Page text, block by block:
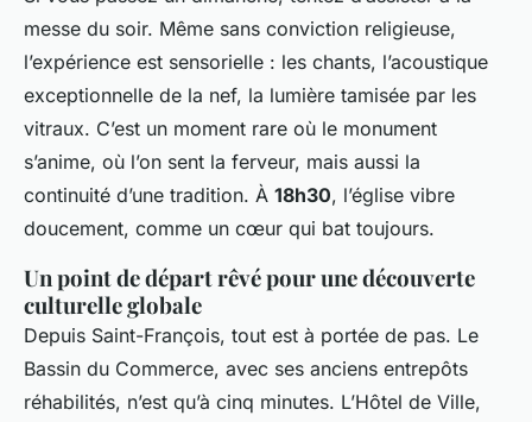
messe du soir. Même sans conviction religieuse,
l’expérience est sensorielle : les chants, l’acoustique
exceptionnelle de la nef, la lumière tamisée par les
vitraux. C’est un moment rare où le monument
s’anime, où l’on sent la ferveur, mais aussi la
continuité d’une tradition. À 18h30, l’église vibre
doucement, comme un cœur qui bat toujours.
Un point de départ rêvé pour une découverte
culturelle globale
Depuis Saint-François, tout est à portée de pas. Le
Bassin du Commerce, avec ses anciens entrepôts
réhabilités, n’est qu’à cinq minutes. L’Hôtel de Ville,